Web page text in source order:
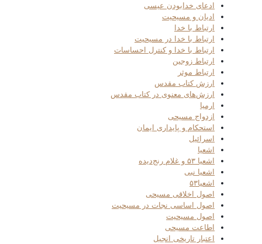
ادعای خدابودن عیسی
ادیان و مسیحیت
ارتباط با خدا
ارتباط با خدا در مسیحیت
ارتباط با خدا و کنترل احساسات
ارتباط زوجین
ارتباط موثر
ارزش کتاب مقدس
ارزش‌های معنوی در کتاب مقدس
ارمیا
ازدواج مسیحی
استحکام و پایداری ایمان
اسرائیل
اشعیا
اشعیا ۵۳ و غلام رنج‌دیده
اشعیا نبی
اشعیا۵۳
اصول اخلاقی مسیحی
اصول اساسی نجات در مسیحیت
اصول مسیحیت
اطاعت مسیحی
اعتبار تاریخی انجیل